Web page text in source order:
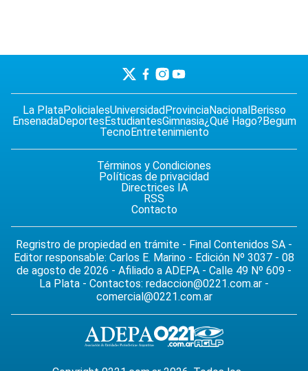
La PlataPolicialesUniversidad ProvinciaNacional Berisso
EnsenadaDeportes EstudiantesGimnasia¿Qué Hago? Begum
TecnoEntretenimiento
Términos y Condiciones
Políticas de privacidad
Directrices IA
RSS
Contacto
Regristro de propiedad en trámite - Final Contenidos SA -
Editor responsable: Carlos E. Marino - Edición Nº 3037 - 08
de agosto de 2026 - Afiliado a ADEPA - Calle 49 Nº 609 -
La Plata - Contactos: redaccion@0221.com.ar -
comercial@0221.com.ar